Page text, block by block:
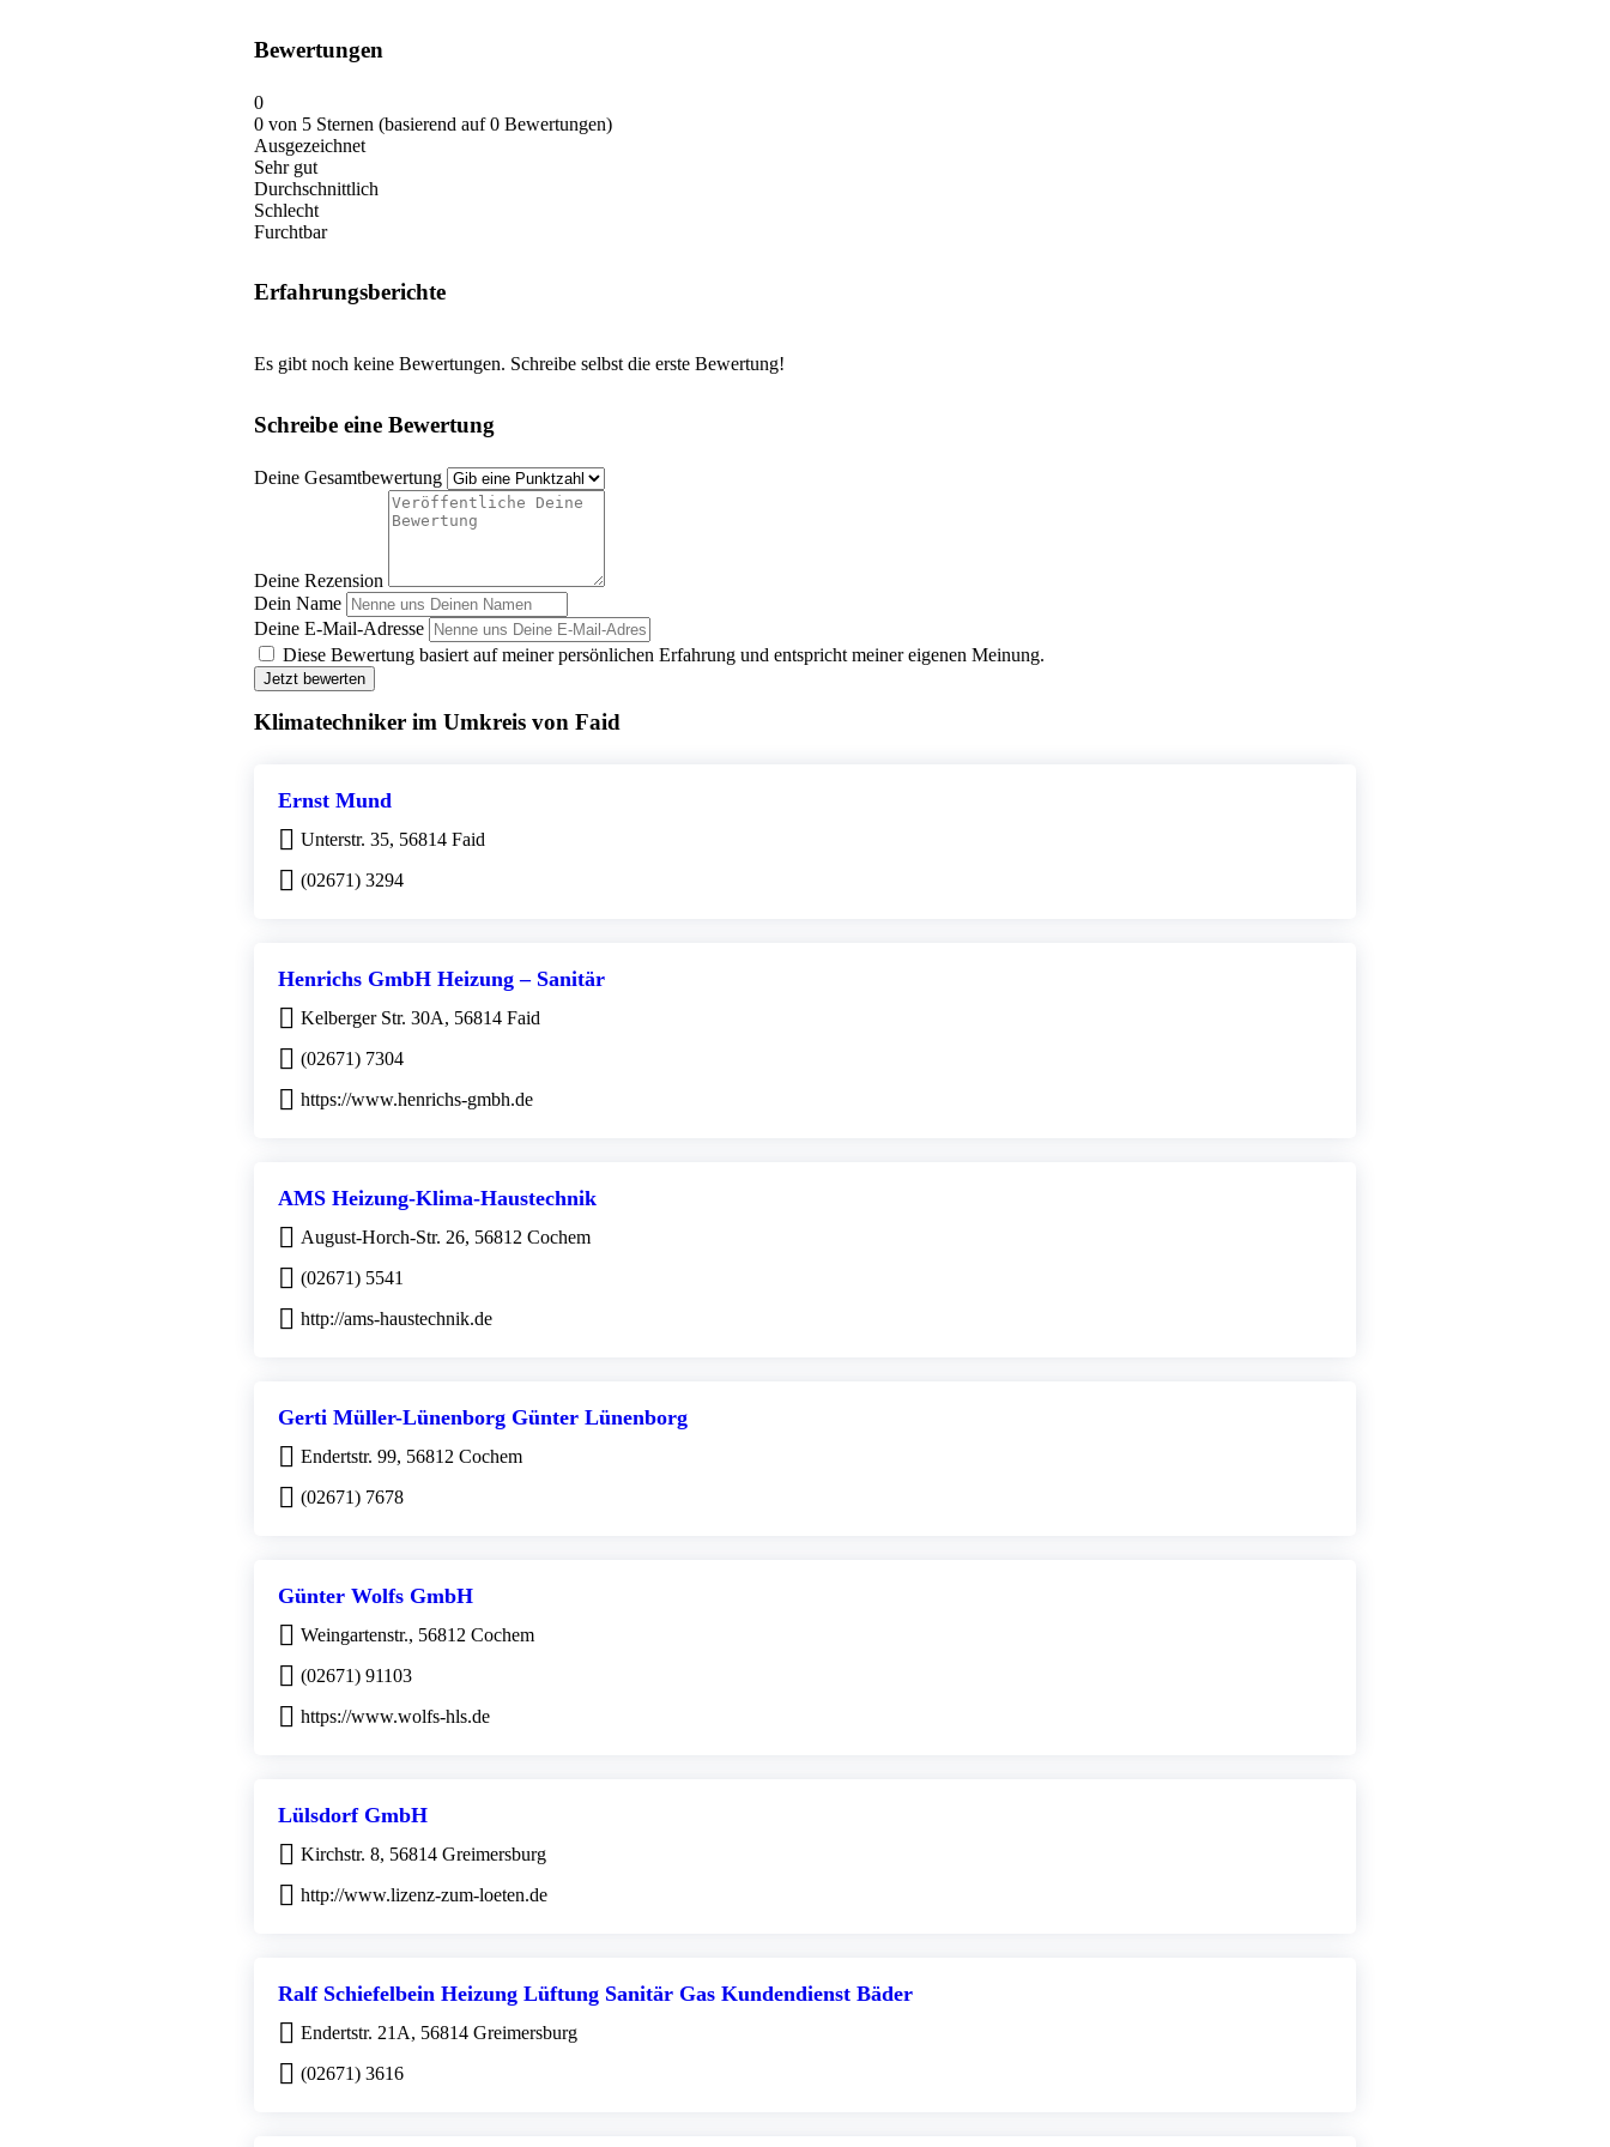
Bewertungen
0
0 von 5 Sternen (basierend auf 0 Bewertungen)
Ausgezeichnet
Sehr gut
Durchschnittlich
Schlecht
Furchtbar
Erfahrungsberichte
Es gibt noch keine Bewertungen. Schreibe selbst die erste Bewertung!
Schreibe eine Bewertung
Deine Gesamtbewertung
Deine Rezension
Dein Name
Deine E-Mail-Adresse
Diese Bewertung basiert auf meiner persönlichen Erfahrung und entspricht meiner eigenen Meinung.
Jetzt bewerten
Klimatechniker im Umkreis von Faid
Ernst Mund
Unterstr. 35, 56814 Faid
(02671) 3294
Henrichs GmbH Heizung – Sanitär
Kelberger Str. 30A, 56814 Faid
(02671) 7304
https://www.henrichs-gmbh.de
AMS Heizung-Klima-Haustechnik
August-Horch-Str. 26, 56812 Cochem
(02671) 5541
http://ams-haustechnik.de
Gerti Müller-Lünenborg Günter Lünenborg
Endertstr. 99, 56812 Cochem
(02671) 7678
Günter Wolfs GmbH
Weingartenstr., 56812 Cochem
(02671) 91103
https://www.wolfs-hls.de
Lülsdorf GmbH
Kirchstr. 8, 56814 Greimersburg
http://www.lizenz-zum-loeten.de
Ralf Schiefelbein Heizung Lüftung Sanitär Gas Kundendienst Bäder
Endertstr. 21A, 56814 Greimersburg
(02671) 3616